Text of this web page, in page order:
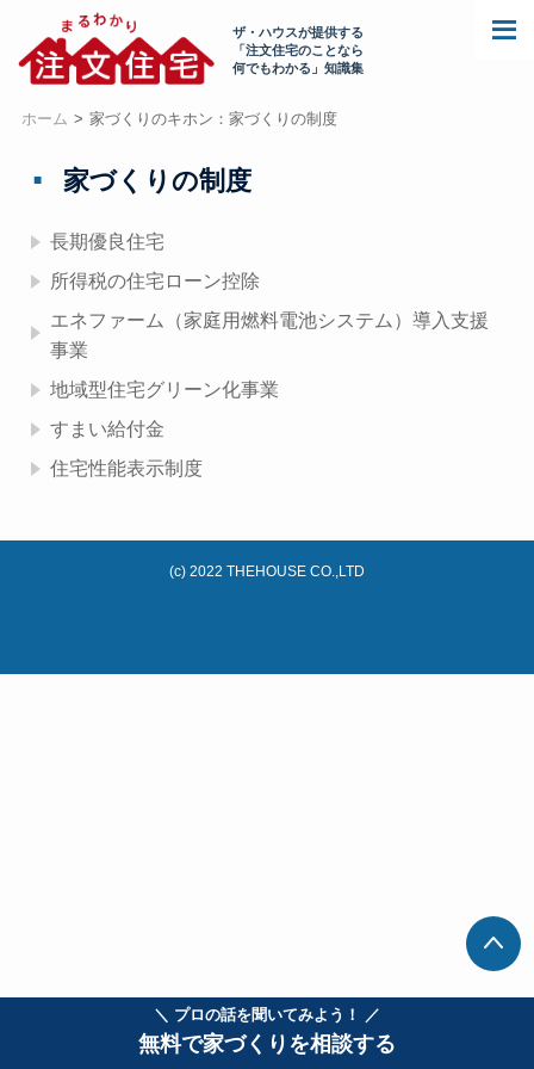
＼ プロの話を聞いてみよう！ ／
無料で家づくりを相談する
ザ・ハウスが提供する
「注文住宅のことなら
何でもわかる」知識集
ホーム 家づくりのキホン：家づくりの制度
家づくりの制度
長期優良住宅
所得税の住宅ローン控除
エネファーム（家庭用燃料電池システム）導入支援
事業
地域型住宅グリーン化事業
すまい給付金
住宅性能表示制度
(c) 2022 THEHOUSE CO.,LTD